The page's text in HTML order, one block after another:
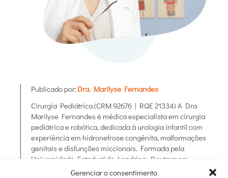
Gerenciar o consentimento
Publicado por: Dra. Marilyse Fernandes
Cirurgia Pediátrica (CRM 92676 | RQE 21334) A Dra
Marilyse Fernandes é médica especialista em cirurgia
pediátrica e robótica, dedicada à urologia infantil com
experiência em hidronefrose congênita, malformações
genitais e disfunções miccionais. Formada pela
Universidade Estadual de Londrina, Doutora em
Ciências da Reabilitação pela Universidade de São